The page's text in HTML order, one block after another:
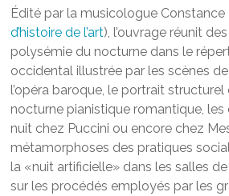
Édité par la musicologue Constance
d’histoire de l’art), l’ouvrage réunit
polysémie du nocturne dans le
occidental illustrée par les scènes
l’opéra baroque, le portrait
nocturne pianistique romantique, les
nuit chez Puccini ou encore chez
métamorphoses des pratiques
la «nuit artificielle» dans les salles
sur les procédés employés par les